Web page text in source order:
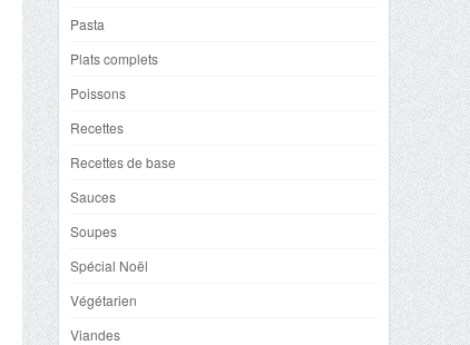
Pasta
Plats complets
Poissons
Recettes
Recettes de base
Sauces
Soupes
Spécial Noël
Végétarien
Viandes